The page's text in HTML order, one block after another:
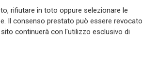
rifiutare in toto oppure selezionare le
Il consenso prestato può essere revocato
continuerà con l'utilizzo esclusivo di